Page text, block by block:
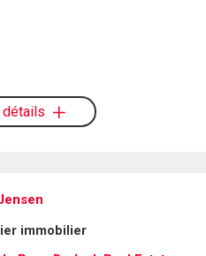
détails
immobilier